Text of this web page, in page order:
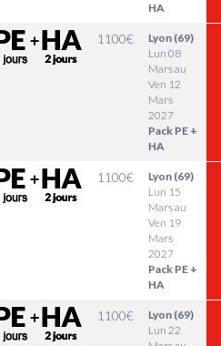
HA
1100€
Lyon (69)
Lun 08
Mars au
Ven 12
Mars
2027
Pack PE +
HA
1100€
Lyon (69)
Lun 15
Mars au
Ven 19
Mars
2027
Pack PE +
HA
1100€
Lyon (69)
Lun 22